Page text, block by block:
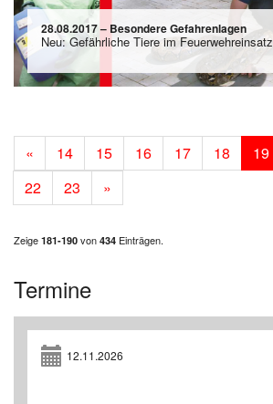
28.08.2017 – Besondere Gefahrenlagen
Neu: Gefährliche Tiere im Feuerwehreinsatz
« 14 15 16 17 18 19
22
23 »
Zeige 181-190 von 434 Einträgen.
Termine
12.11.2026